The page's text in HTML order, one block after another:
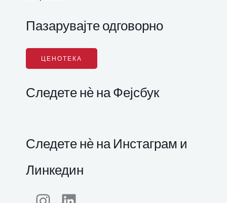
Пазарувајте одговорно
ЦЕНОТЕКА
Следете нѐ на Фејсбук
Следете нѐ на Инстаграм и
Линкедин